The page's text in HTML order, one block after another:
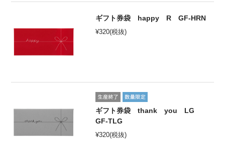
ギフト券袋 happy R GF-HRN
¥320(税抜)
ギフト券袋 thank you LG
GF-TLG
¥320(税抜)